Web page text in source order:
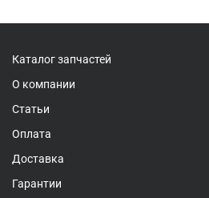
Каталог запчастей
О компании
Статьи
Оплата
Доставка
Гарантии